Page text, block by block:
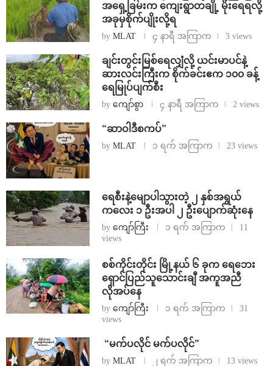
အရှေ့ခြမ်းက ကျေးရွာတချို့ မိုးရေရလို့
အခုမှစိုက်ပျိုးလို့ရ
by MLAT ၄ နာရီ အကြာက 3 views
ချင်းတွင်းမြစ်ရေလျှံလို့ ယင်းမာပင်နဲ့
ဆားလင်းကြီးက စိုက်ခင်းဧက ၁၀၀ ခန့်
ရေမြုပ်ပျက်စီး
by ကျော်စွာ ၄ နာရီ အကြာက 2 views
“ဆာဝါဒီစကပ်”
by MLAT ၁ ရက် အကြာက 23 views
ရေစီးနဲ့မျောပါသွားတဲ့ ၂ နှစ်အရွယ်
ကလေး ၁ ဦးအပါ ၂ ဦးပျောက်ဆုံးနေ
by ကျော်ကြီး ၁ ရက် အကြာက
11
views
စစ်ကိုင်းတိုင်း မြို့နယ် ၆ ခုက ရေဘေး
ရှောင်ပြည်သူသောင်းချီ အကူအညီ
လိုအပ်နေ
by ကျော်ကြီး ၁ ရက် အကြာက
31
views
⁨ ⁨“မက်ပလိုင် မက်ပလိုင်”
by MLAT ၂ ရက် အကြာက 13 views